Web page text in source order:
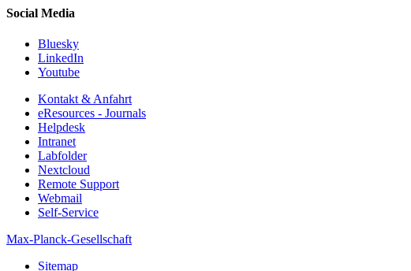
Social Media
Bluesky
LinkedIn
Youtube
Kontakt & Anfahrt
eResources - Journals
Helpdesk
Intranet
Labfolder
Nextcloud
Remote Support
Webmail
Self-Service
Max-Planck-Gesellschaft
Sitemap